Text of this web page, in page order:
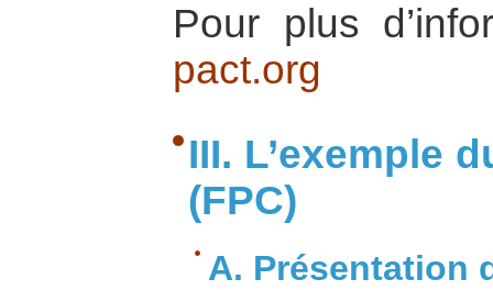
Pour plus
pact.org
III. L’exemple
(FPC)
A. Présentation